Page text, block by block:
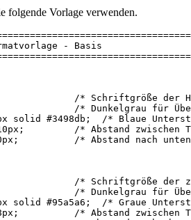
folgende Vorlage verwenden.
- Basis
/* Schriftgröße der
/* Dunkelgrau für
solid #3498db;  /* Blaue
/* Abstand zwischen
/* Abstand nach
/* Schriftgröße der
/* Dunkelgrau für
solid #95a5a6;  /* Graue
/* Abstand zwischen